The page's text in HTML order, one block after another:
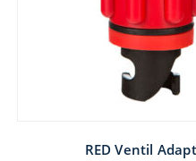
RED Ventil